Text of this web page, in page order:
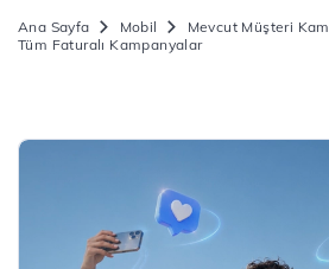
Ana Sayfa Mobil
Mevcut Müşteri
Tüm Faturalı Kampanyalar